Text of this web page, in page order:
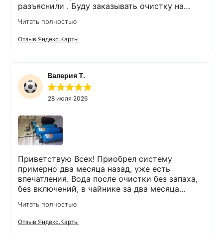
разъяснили . Буду заказывать очистку на
Читать полностью
Отзыв Яндекс.Карты
Валерия Т.
28 июля 2026
Приветствую Всех! Приобрел систему
примерно два месяца назад, уже есть
впечатления. Вода после очистки без запаха,
без включений, в чайнике за два месяца
работает. Оборудование, несмотря на
размеры, поставили компактно, сбоев не
было. Спасибо Экодару за хорошую работу.
Читать полностью
Отзыв Яндекс.Карты